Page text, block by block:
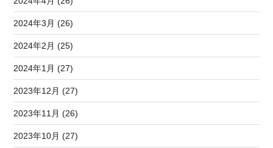
2024年3月 (26)
2024年2月 (25)
2024年1月 (27)
2023年12月 (27)
2023年11月 (26)
2023年10月 (27)